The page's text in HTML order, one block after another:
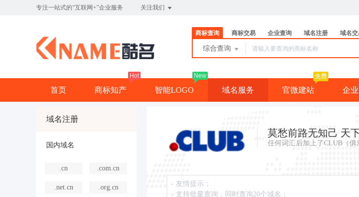
专注一站式的“互联网+”企业服务 关注我们
商标查询 商标交易 企业查询 域名注册 域名
综合查询
首页 商标知产
Hot
智能LOGO
New
域名服务 官微建站
免费
企
域名注册
国内域名
.cn .com.cn
.net.cn .org.cn
莫愁前路无知己 天
任何词汇后加上了CLUB（俱